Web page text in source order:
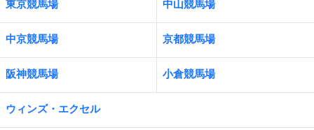
東京競馬場 中山競馬場
中京競馬場 京都競馬場
阪神競馬場 小倉競馬場
ウィンズ・エクセル